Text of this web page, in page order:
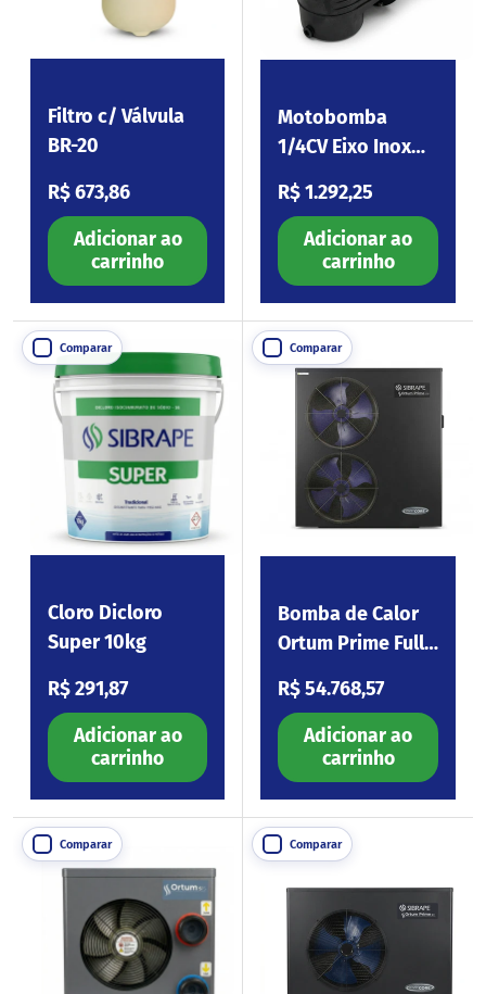
Filtro c/ Válvula
BR-20
Preço normal
R$ 673,86
Adicionar ao
carrinho
Motobomba
1/4CV Eixo Inox
Preço normal
R$ 1.292,25
Adicionar ao
carrinho
Comparar
Cloro Dicloro
Super 10kg
Preço normal
R$ 291,87
Adicionar ao
carrinho
Comparar
Bomba de Calor
Ortum Prime Full
S110
Preço normal
R$ 54.768,57
Adicionar ao
carrinho
Comparar Comparar